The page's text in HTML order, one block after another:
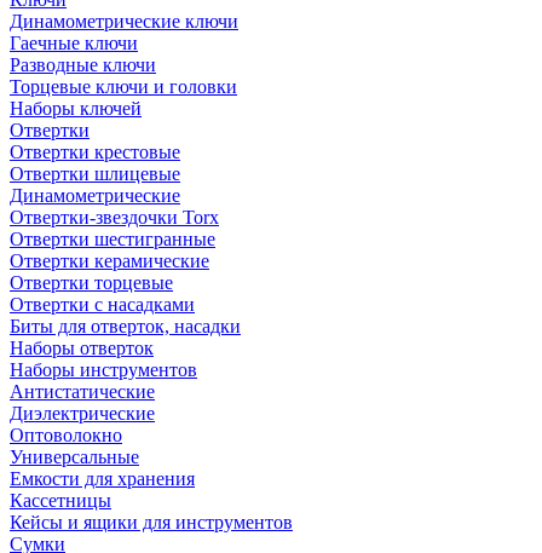
Динамометрические ключи
Гаечные ключи
Разводные ключи
Торцевые ключи и головки
Наборы ключей
Отвертки
Отвертки крестовые
Отвертки шлицевые
Динамометрические
Отвертки-звездочки Torx
Отвертки шестигранные
Отвертки керамические
Отвертки торцевые
Отвертки с насадками
Биты для отверток, насадки
Наборы отверток
Наборы инструментов
Антистатические
Диэлектрические
Оптоволокно
Универсальные
Емкости для хранения
Кассетницы
Кейсы и ящики для инструментов
Сумки